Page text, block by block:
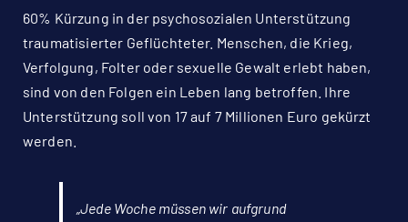
60% Kürzung in der psychosozialen Unterstützung
traumatisierter Geflüchteter. Menschen, die Krieg,
Verfolgung, Folter oder sexuelle Gewalt erlebt haben,
sind von den Folgen ein Leben lang betroffen. Ihre
Unterstützung soll von 17 auf 7 Millionen Euro gekürzt
werden.
„Jede Woche müssen wir aufgrund